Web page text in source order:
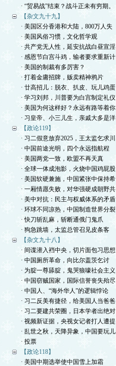
· “贸易战”结束？战斗正未有穷期。
【杂文九十九】
· 美国区分香港和大陆，800万人失
· 美国风俗习惯，文化哲学观
· 共产党无人性，延安抗战白昼宣淫
· 感恩节白宫斗鸡，输者要求重新计
· 美国的制裁有多厉害？
· 打着金庸招牌，贩卖精神鸦片
· 廿高招儿：脱衣、扒皮、玩儿鸡蛋
· 学习刘邦，川普要为白宫制定礼仪
· 美国为何这样好？永远有路等着你
· 习皇帝、小三儿生，亲戚大多是洋
【政论119】
· 习二假意放弃2025，王太监乞求川
· 中国前途光明，四个永远指航程
· 美国两党一致，欧盟不再天真
· 全球一体成泡影，火烧中国鸡屁股
· 美国软硬兼施，中国紧张中保持希
· 一厢情愿失败，对华强硬成朝野共
· 美中对抗：民主与权威体系的矛盾
· 环球不同凉热，中国制造世界分裂
· 快刀斩乱麻，斩断通俄门鬼爪
· 狗急跳墙，太监总管召见皮条客
【杂文九十八】
· 间谍潜入裆中央，切片面包习思想
· 中国厕所革命，向比尔盖茨乞讨
· 为腚一尊舔腚，鬼哭狼嚎社会主义
· 中国窃贼国家，国际信誉丧失殆尽
· 中国人、“海外华人”的逻辑悖论
· 习二反美有捷径，给美国人当爸爸
· 习二要建共荣圈，日本学者出绝对
· 视频新证据，央视女记者打人遭提
· 乱世之秋，天降异象，中国要玩儿
· 投票
【政论118】
· 美国中期选举使中国雪上加霜